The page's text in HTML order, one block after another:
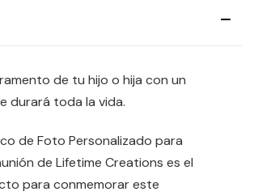
de tu hijo o hija con un
durará toda la vida.
de Foto Personalizado para
de Lifetime Creations es el
para conmemorar este